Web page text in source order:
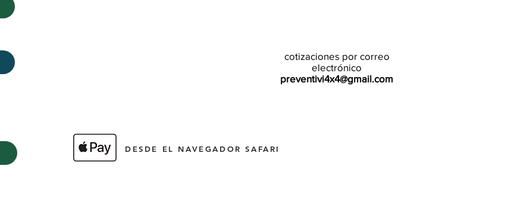
cotizaciones por correo
electrónico
preventivi4x4@gmail.com
DESDE EL NAVEGADOR SAFARI